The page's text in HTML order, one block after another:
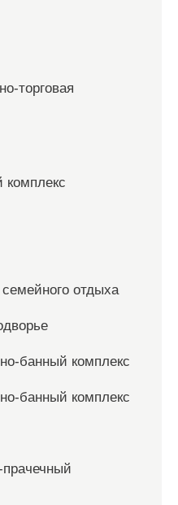
торговая
комплекс
отдыха
банный комплекс
банный комплекс